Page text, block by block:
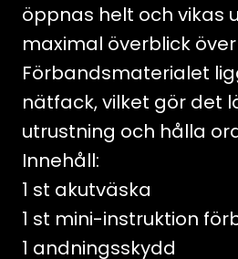
öppnas helt och vikas
maximal överblick
Förbandsmaterialet
nätfack, vilket gör det
utrustning och hålla
Innehåll:
1 st akutväska
1 st mini-instruktion
1 andningsskydd